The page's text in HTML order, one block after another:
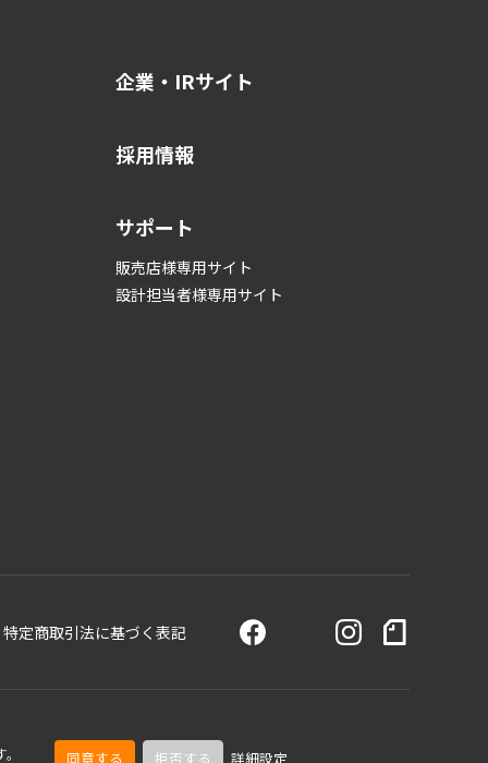
同意する 拒否する 詳細設定
企業・IRサイト
採用情報
サポート
販売店様専用サイト
設計担当者様専用サイト
特定商取引法に基づく表記